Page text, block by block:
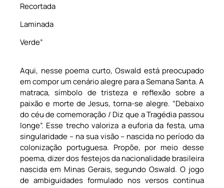
Recortada
Laminada
Verde”
Aqui, nesse poema curto, Oswald está preocupado
em compor um cenário alegre para a Semana Santa. A
matraca, símbolo de tristeza e reflexão sobre a
paixão e morte de Jesus, torna-se alegre. “Debaixo
do céu de comemoração / Diz que a Tragédia passou
longe”. Esse trecho valoriza a euforia da festa, uma
singularidade – na sua visão – nascida no período da
colonização portuguesa. Propõe, por meio desse
poema, dizer dos festejos da nacionalidade brasileira
nascida em Minas Gerais, segundo Oswald. O jogo
de ambiguidades formulado nos versos continua